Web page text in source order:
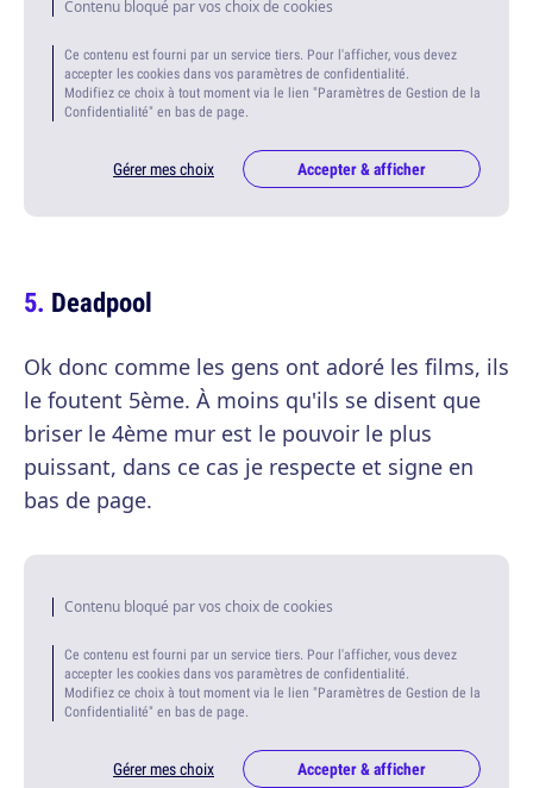
Contenu bloqué par vos choix de cookies
Ce contenu est fourni par un service tiers. Pour l'afficher, vous devez
accepter les cookies dans vos paramètres de confidentialité.
Modifiez ce choix à tout moment via le lien "Paramètres de Gestion de la
Confidentialité" en bas de page.
Gérer mes choix Accepter & afficher
Deadpool
Ok donc comme les gens ont adoré les films, ils
le foutent 5ème. À moins qu'ils se disent que
briser le 4ème mur est le pouvoir le plus
puissant, dans ce cas je respecte et signe en
bas de page.
Contenu bloqué par vos choix de cookies
Ce contenu est fourni par un service tiers. Pour l'afficher, vous devez
accepter les cookies dans vos paramètres de confidentialité.
Modifiez ce choix à tout moment via le lien "Paramètres de Gestion de la
Confidentialité" en bas de page.
Gérer mes choix Accepter & afficher